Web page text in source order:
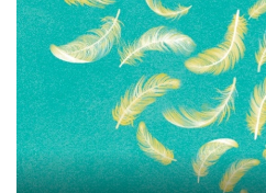
GASTRONOMIA
ZDJĘCIA
W RZESZOWIE